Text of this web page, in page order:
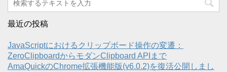
最近の投稿
JavaScriptにおけるクリップボード操作の変遷：
ZeroClipboardからモダンClipboard APIまで
AmaQuickのChrome拡張機能版(v6.0.2)を復活公開しまし